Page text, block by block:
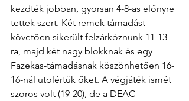
kezdték jobban, gyorsan 4-8-as előnyre
tettek szert. Két remek támadást
követően sikerült felzárkóznunk 11-13-
ra, majd két nagy blokknak és egy
Fazekas-támadásnak köszönhetően 16-
16-nál utolértük őket. A végjáték ismét
szoros volt (19-20), de a DEAC